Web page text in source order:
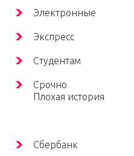
Электронные
Экспресс
Студентам
Срочно
Плохая история
Сбербанк